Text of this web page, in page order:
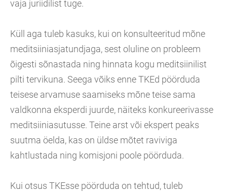
vaja juriidilist tuge.
Küll aga tuleb kasuks, kui on konsulteeritud mõne
meditsiiniasjatundjaga, sest oluline on probleem
õigesti sõnastada ning hinnata kogu meditsiinilist
pilti tervikuna. Seega võiks enne TKEd pöörduda
teisese arvamuse saamiseks mõne teise sama
valdkonna eksperdi juurde, näiteks konkureerivasse
meditsiiniasutusse. Teine arst või ekspert peaks
suutma öelda, kas on üldse mõtet raviviga
kahtlustada ning komisjoni poole pöörduda.
Kui otsus TKEsse pöörduda on tehtud, tuleb